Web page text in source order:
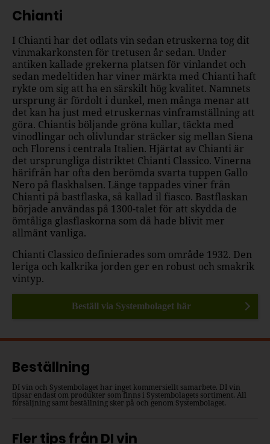
Chianti
I Chianti har det odlats vin sedan etruskerna tog dit
vinmakarkonsten för tretusen år sedan. Under
antiken kallade grekerna platsen för vinlandet och
sedan medeltiden har viner märkta med Chianti haft
rykte om sig att ha en särskilt hög kvalitet. Namnets
ursprung är fördolt i dunkel, men många menar att
det kan ha just med etruskernas vinframställning att
göra. Chiantis böljande gröna kullar, täckta med
vinodlingar och olivlundar sträcker sig mellan Siena
och Florens i centrala Italien. Hjärtat av Chianti är
det ursprungliga distriktet Chianti Classico. Vinerna
härifrån har ofta den berömda svarta tuppen Gallo
Nero på flaskhalsen. Länge tappades viner från
Chianti på bastflaska, så kallad il fiasco. Bastflaskan
började användas på 1300-talet för att skydda de
ömtåliga glasflaskorna som då hade blivit mer
allmänt vanliga.
Chianti Classico definierades som område 1932. Den
leriga och kalkrika jorden ger en robust och smakrik
vintyp.
Beställ via Systembolaget här
Beställning
DI vin och Systembolaget har inget kommersiellt samarbete. DI vin
tipsar endast om produkter som finns i Systembolagets sortiment. All
försäljning samt beställning sker på och genom Systembolaget.
Fler tips från DI vin